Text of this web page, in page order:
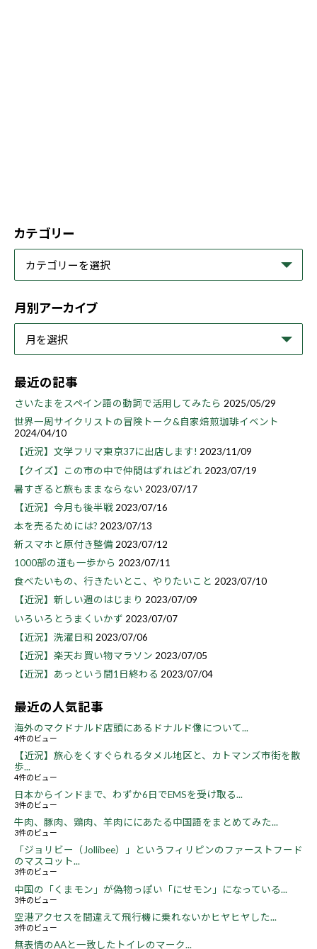
カテゴリー
月別アーカイブ
最近の記事
さいたまをスペイン語の動詞で活用してみたら 2025/05/29
世界一周サイクリストの冒険トーク&自家焙煎珈琲イベント
2024/04/10
【近況】文学フリマ東京37に出店します! 2023/11/09
【クイズ】この市の中で仲間はずれはどれ 2023/07/19
暑すぎると旅もままならない 2023/07/17
【近況】今月も後半戦 2023/07/16
本を売るためには? 2023/07/13
新スマホと原付き整備 2023/07/12
1000部の道も一歩から 2023/07/11
食べたいもの、行きたいとこ、やりたいこと 2023/07/10
【近況】新しい週のはじまり 2023/07/09
いろいろとうまくいかず 2023/07/07
【近況】洗濯日和 2023/07/06
【近況】楽天お買い物マラソン 2023/07/05
【近況】あっという間1日終わる 2023/07/04
最近の人気記事
海外のマクドナルド店頭にあるドナルド像について...
4件のビュー
【近況】旅心をくすぐられるタメル地区と、カトマンズ市街を散
歩...
4件のビュー
日本からインドまで、わずか6日でEMSを受け取る...
3件のビュー
牛肉、豚肉、鶏肉、羊肉ににあたる中国語をまとめてみた...
3件のビュー
「ジョリビー（Jollibee）」というフィリピンのファーストフード
のマスコット...
3件のビュー
中国の「くまモン」が偽物っぽい「にせモン」になっている...
3件のビュー
空港アクセスを間違えて飛行機に乗れないかヒヤヒヤした...
3件のビュー
無表情のAAと一致したトイレのマーク...